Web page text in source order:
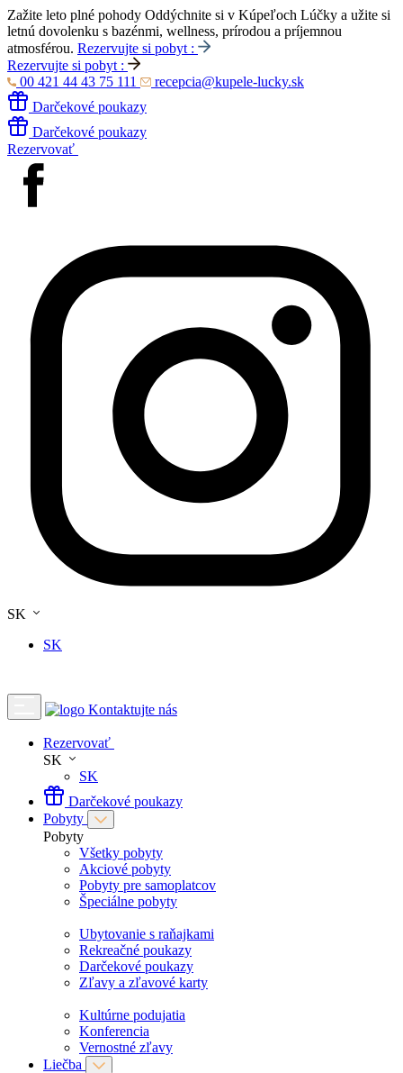
Zažite leto plné pohody Oddýchnite si v Kúpeľoch Lúčky a užite si
letnú dovolenku s bazénmi, wellness, prírodou a príjemnou
atmosférou. Rezervujte si pobyt :
Rezervujte si pobyt :
00 421 44 43 75 111
recepcia@kupele-lucky.sk
Darčekové poukazy
Darčekové poukazy
Rezervovať
SK
SK
Kontaktujte nás
Rezervovať
SK
SK
Darčekové poukazy
Pobyty
Pobyty
Všetky pobyty
Akciové pobyty
Pobyty pre samoplatcov
Špeciálne pobyty
Ubytovanie s raňajkami
Rekreačné poukazy
Darčekové poukazy
Zľavy a zľavové karty
Kultúrne podujatia
Konferencia
Vernostné zľavy
Liečba